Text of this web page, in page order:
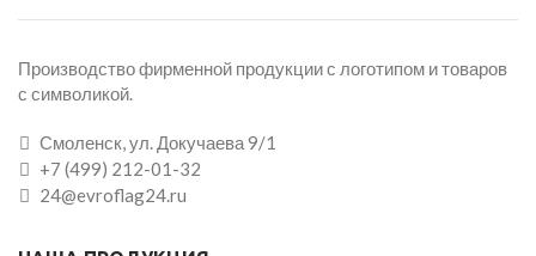
Производство фирменной продукции с логотипом и товаров
с символикой.
Смоленск, ул. Докучаева 9/1
+7 (499) 212-01-32
24@evroflag24.ru